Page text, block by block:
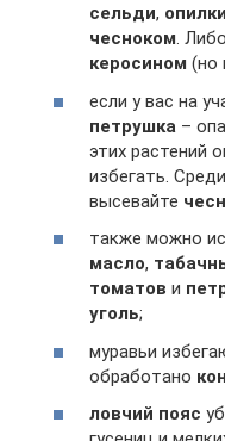
сельди, опилки
чесноком.
керосином (но
если у вас на
петрушка –
этих растений
избегать.
высевайте
также можно
масло,
томатов и
уголь;
муравьи
обработано
ловчий пояс